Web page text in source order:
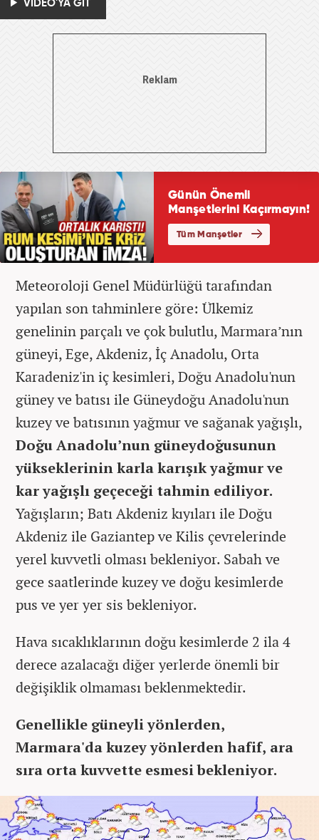
VİDEO'YA GİT
Meteoroloji Genel Müdürlüğü tarafından
yapılan son tahminlere göre: Ülkemiz
genelinin parçalı ve çok bulutlu, Marmara’nın
güneyi, Ege, Akdeniz, İç Anadolu, Orta
Karadeniz'in iç kesimleri, Doğu Anadolu'nun
güney ve batısı ile Güneydoğu Anadolu'nun
kuzey ve batısının yağmur ve sağanak yağışlı,
Doğu Anadolu’nun güneydoğusunun
yükseklerinin karla karışık yağmur ve
kar yağışlı geçeceği tahmin ediliyor.
Yağışların; Batı Akdeniz kıyıları ile Doğu
Akdeniz ile Gaziantep ve Kilis çevrelerinde
yerel kuvvetli olması bekleniyor. Sabah ve
gece saatlerinde kuzey ve doğu kesimlerde
pus ve yer yer sis bekleniyor.
Hava sıcaklıklarının doğu kesimlerde 2 ila 4
derece azalacağı diğer yerlerde önemli bir
değişiklik olmaması beklenmektedir.
Genellikle güneyli yönlerden,
Marmara'da kuzey yönlerden hafif, ara
sıra orta kuvvette esmesi bekleniyor.